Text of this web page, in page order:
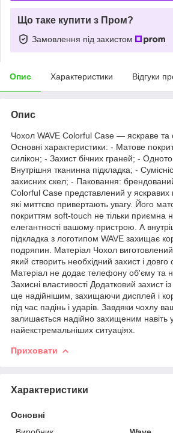
Що таке купити з Пром?
Замовлення під захистом
Опис Характеристики Відгуки
Опис
Чохол WAVE Colorful Case — яскраве та
Основні характеристики: - Матове
силікон; - Захист бічних граней; -
Внутрішня тканинна підкладка; -
захисних скел; - Паковання:
Colorful Case представлений у яскравих
які миттєво привертають увагу. Його
покриттям soft-touch не тільки приємна
елегантності вашому пристрою. А
підкладка з логотипом WAVE захищає
подряпин. Матеріал Чохол виготовлений
який створить необхідний захист і довго
Матеріал не додає телефону об'єму та
Захисні властивості Додатковий захист
ще надійнішим, захищаючи дисплей і
під час падінь і ударів. Завдяки чохлу
залишається надійно захищеним навіть
найекстремальніших ситуаціях.
Приховати
Характеристики
Основні